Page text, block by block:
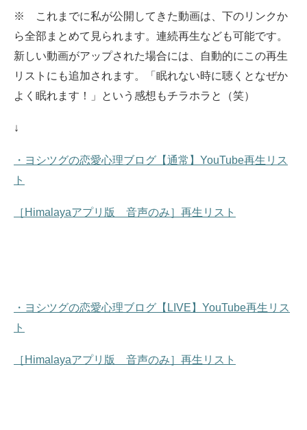
※ これまでに私が公開してきた動画は、下のリンクか
ら全部まとめて見られます。 連続再生なども可能です。
新しい動画がアップされた場合には、自動的にこの再生
リストにも追加されます。
「眠れない時に聴くとなぜか
よく眠れます！」という感想もチラホラと（笑）
↓
・ヨシツグの恋愛心理ブログ【通常】YouTube再生リス
ト
［Himalayaアプリ版 音声のみ］再生リスト
・ヨシツグの恋愛心理ブログ【LIVE】YouTube再生リス
ト
［Himalayaアプリ版 音声のみ］再生リスト